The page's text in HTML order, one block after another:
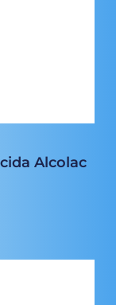
Alcolac